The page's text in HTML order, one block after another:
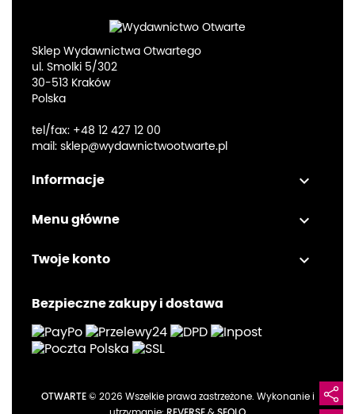
Sklep Wydawnictwa Otwartego
ul. Smolki 5/302
30-513 Kraków
Polska
tel/fax: +48 12 427 12 00
mail: sklep@wydawnictwootwarte.pl
Informacje 
Menu główne 
Twoje konto 
Bezpieczne zakupy i dostawa
OTWARTE© 2026 Wszelkie prawa zastrzeżone. Wykonanie i
utrzymanie: REVERSE & SEOLO